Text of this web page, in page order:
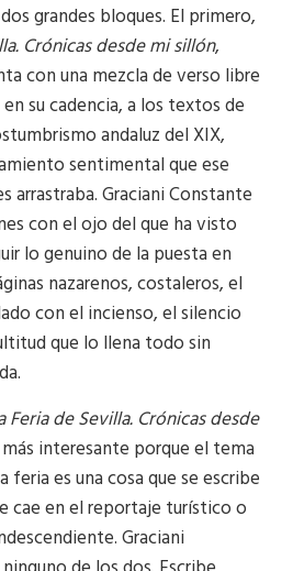
grandes bloques. El primero,
Crónicas desde mi sillón,
con una mezcla de verso libre
su cadencia, a los textos de
andaluz del XIX,
sentimental que ese
arrastraba. Graciani Constante
con el ojo del que ha visto
lo genuino de la puesta en
nazarenos, costaleros, el
con el incienso, el silencio
que lo llena todo sin
Feria de Sevilla. Crónicas desde
interesante porque el tema
feria es una cosa que se escribe
cae en el reportaje turístico o
Graciani